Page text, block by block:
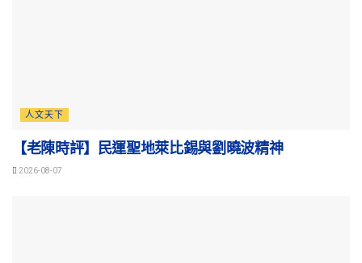
人文天下
【老陳時評】民運聖地萊比錫與劉曉波精神
2026-08-07